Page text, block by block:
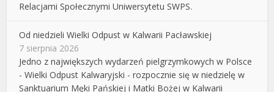
Relacjami Społecznymi Uniwersytetu SWPS.
Od niedzieli Wielki Odpust w Kalwarii Pacławskiej
7 sierpnia 2026
Jedno z największych wydarzeń pielgrzymkowych w Polsce
- Wielki Odpust Kalwaryjski - rozpocznie się w niedzielę w
Sanktuarium Męki Pańskiej i Matki Bożej w Kalwarii